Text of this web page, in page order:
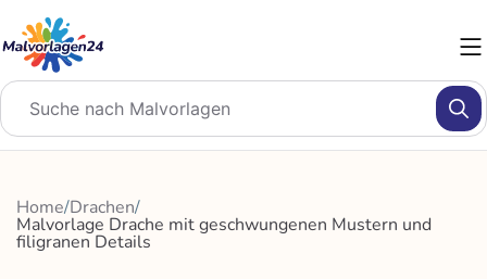
Inhalt
springen
Home/Drachen/
Malvorlage Drache mit geschwungenen Mustern und
filigranen Details